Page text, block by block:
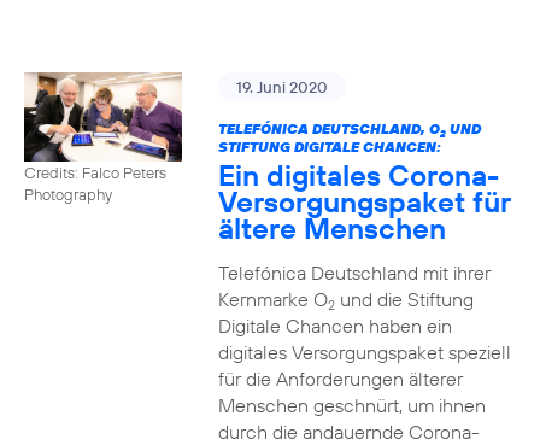
Credits: Falco Peters
Photography
19. Juni 2020
TELEFÓNICA DEUTSCHLAND, O2UND
STIFTUNG DIGITALE CHANCEN:
Ein digitales Corona-
Versorgungspaket für
ältere Menschen
Telefónica Deutschland mit ihrer
Kernmarke O2und die Stiftung
Digitale Chancen haben ein
digitales Versorgungspaket speziell
für die Anforderungen älterer
Menschen geschnürt, um ihnen
durch die andauernde Corona-